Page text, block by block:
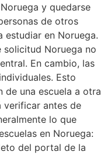
y quedarse
de otros
estudiar en Noruega.
solicitud Noruega no
En cambio, las
Esto
de una escuela a otra
verificar antes de
lo que
en Noruega:
del portal de la